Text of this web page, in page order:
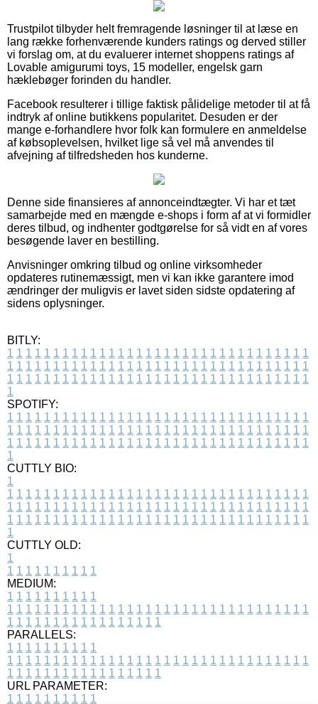
Trustpilot tilbyder helt fremragende løsninger til at læse en
lang række forhenværende kunders ratings og derved stiller
vi forslag om, at du evaluerer internet shoppens ratings af
Lovable amigurumi toys, 15 modeller, engelsk garn
hæklebøger forinden du handler.
Facebook resulterer i tillige faktisk pålidelige metoder til at få
indtryk af online butikkens popularitet. Desuden er der
mange e-forhandlere hvor folk kan formulere en anmeldelse
af købsoplevelsen, hvilket lige så vel må anvendes til
afvejning af tilfredsheden hos kunderne.
Denne side finansieres af annonceindtægter. Vi har et tæt
samarbejde med en mængde e-shops i form af at vi formidler
deres tilbud, og indhenter godtgørelse for så vidt en af vores
besøgende laver en bestilling.
Anvisninger omkring tilbud og online virksomheder
opdateres rutinemæssigt, men vi kan ikke garantere imod
ændringer der muligvis er lavet siden sidste opdatering af
sidens oplysninger.
BITLY:
1 1 1 1 1 1 1 1 1 1 1 1 1 1 1 1 1 1 1 1 1 1 1 1 1 1 1 1 1 1 1 1 1
1 1 1 1 1 1 1 1 1 1 1 1 1 1 1 1 1 1 1 1 1 1 1 1 1 1 1 1 1 1 1 1 1
1 1 1 1 1 1 1 1 1 1 1 1 1 1 1 1 1 1 1 1 1 1 1 1 1 1 1 1 1 1 1 1 1
1
SPOTIFY:
1 1 1 1 1 1 1 1 1 1 1 1 1 1 1 1 1 1 1 1 1 1 1 1 1 1 1 1 1 1 1 1 1
1 1 1 1 1 1 1 1 1 1 1 1 1 1 1 1 1 1 1 1 1 1 1 1 1 1 1 1 1 1 1 1 1
1 1 1 1 1 1 1 1 1 1 1 1 1 1 1 1 1 1 1 1 1 1 1 1 1 1 1 1 1 1 1 1 1
1
CUTTLY BIO:
1
1 1 1 1 1 1 1 1 1 1 1 1 1 1 1 1 1 1 1 1 1 1 1 1 1 1 1 1 1 1 1 1 1
1 1 1 1 1 1 1 1 1 1 1 1 1 1 1 1 1 1 1 1 1 1 1 1 1 1 1 1 1 1 1 1 1
1 1 1 1 1 1 1 1 1 1 1 1 1 1 1 1 1 1 1 1 1 1 1 1 1 1 1 1 1 1 1 1 1
1
CUTTLY OLD:
1
1 1 1 1 1 1 1 1 1 1
MEDIUM:
1 1 1 1 1 1 1 1 1 1
1 1 1 1 1 1 1 1 1 1 1 1 1 1 1 1 1 1 1 1 1 1 1 1 1 1 1 1 1 1 1 1 1
1 1 1 1 1 1 1 1 1 1 1 1 1 1 1 1 1
PARALLELS:
1 1 1 1 1 1 1 1 1 1
1 1 1 1 1 1 1 1 1 1 1 1 1 1 1 1 1 1 1 1 1 1 1 1 1 1 1 1 1 1 1 1 1
1 1 1 1 1 1 1 1 1 1 1 1 1 1 1 1 1
URL PARAMETER:
1 1 1 1 1 1 1 1 1 1